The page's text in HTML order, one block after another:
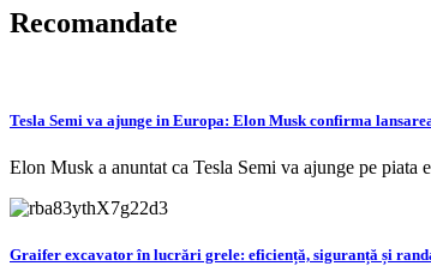
articole
Recomandate
Tesla Semi va ajunge in Europa: Elon Musk confirma
Elon Musk a anuntat ca Tesla Semi va ajunge pe
Graifer excavator în lucrări grele: eficiență, siguranță și